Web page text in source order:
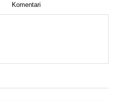
Komentari